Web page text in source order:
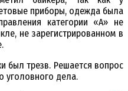
приборы, одежда была
категории «А» не
не зарегистрированном в
был трезв. Решается вопрос
уголовного дела.